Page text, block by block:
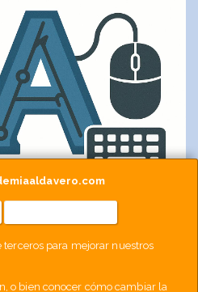
para mejorar nuestros
o bien conocer cómo cambiar la